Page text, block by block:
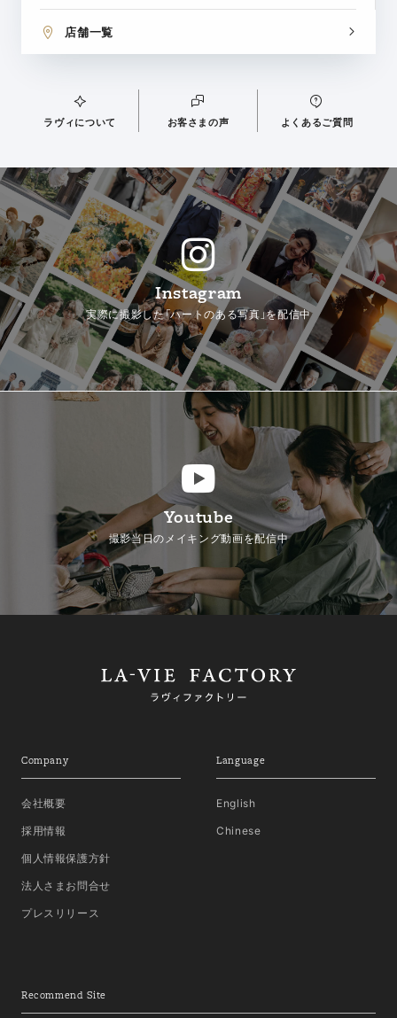
店舗一覧
ラヴィについて お客さまの声 よくあるご質問
Instagram
実際に撮影した「ハートのある写真」を配信中
Youtube
撮影当日のメイキング動画を配信中
Company
会社概要
採用情報
個人情報保護方針
法人さまお問合せ
プレスリリース
Language
English
Chinese
Recommend Site